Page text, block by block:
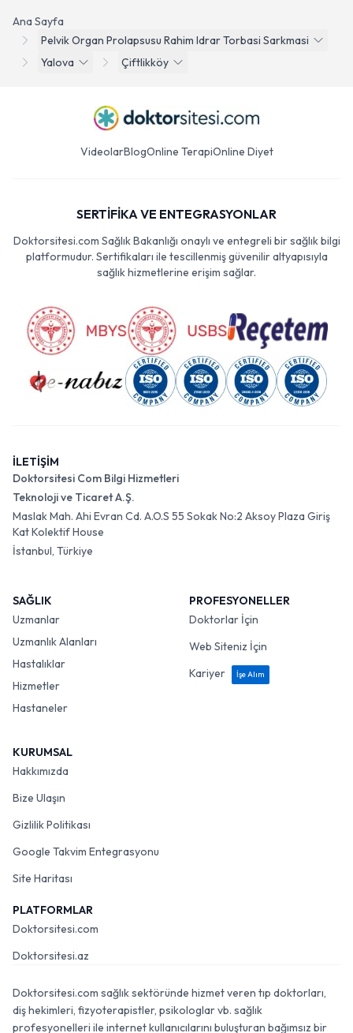
Ana Sayfa
Pelvik Organ Prolapsusu Rahim Idrar Torbasi Sarkmasi
Yalova
Çiftlikköy
VideolarBlogOnline TerapiOnline Diyet
SERTİFİKA VE ENTEGRASYONLAR
Doktorsitesi.com Sağlık Bakanlığı onaylı ve entegreli bir sağlık bilgi
platformudur. Sertifikaları ile tescillenmiş güvenilir altyapısıyla
sağlık hizmetlerine erişim sağlar.
İLETİŞİM
Doktorsitesi Com Bilgi Hizmetleri
Teknoloji ve Ticaret A.Ş.
Maslak Mah. Ahi Evran Cd. A.O.S 55 Sokak No:2 Aksoy Plaza Giriş
Kat Kolektif House
İstanbul, Türkiye
SAĞLIK
Uzmanlar
Uzmanlık Alanları
Hastalıklar
Hizmetler
Hastaneler
PROFESYONELLER
Doktorlar İçin
Web Siteniz İçin
Kariyer
İşe Alım
KURUMSAL
Hakkımızda
Bize Ulaşın
Gizlilik Politikası
Google Takvim Entegrasyonu
Site Haritası
PLATFORMLAR
Doktorsitesi.com
Doktorsitesi.az
Doktorsitesi.com sağlık sektöründe hizmet veren tıp doktorları,
diş hekimleri, fizyoterapistler, psikologlar vb. sağlık
profesyonelleri ile internet kullanıcılarını buluşturan bağımsız bir